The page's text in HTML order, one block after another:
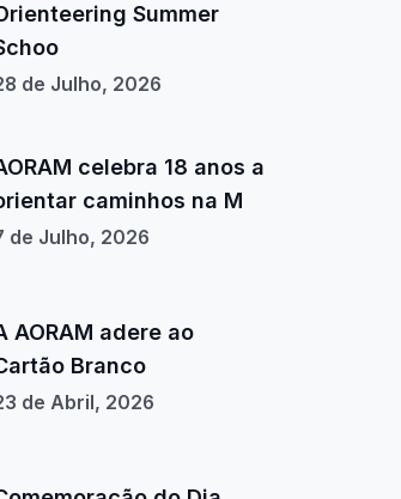
Summer
de Julho, 2026
celebra 18 anos a
caminhos na M
de Julho, 2026
AORAM adere ao
Branco
de Abril, 2026